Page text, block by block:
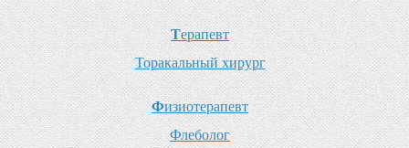
Терапевт
Торакальный хирург
Физиотерапевт
Флеболог